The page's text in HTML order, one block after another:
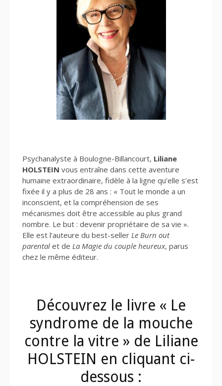
Psychanalyste à Boulogne-Billancourt, Liliane
HOLSTEIN vous entraîne dans cette aventure
humaine extraordinaire, fidèle à la ligne qu’elle s’est
fixée il y a plus de 28 ans : « Tout le monde a un
inconscient, et la compréhension de ses
mécanismes doit être accessible au plus grand
nombre. Le but : devenir propriétaire de sa vie ».
Elle est l’auteure du best-seller Le Burn out
parental et de La Magie du couple heureux, parus
chez le même éditeur.
Découvrez le livre « Le
syndrome de la mouche
contre la vitre » de Liliane
HOLSTEIN en cliquant ci-
dessous :